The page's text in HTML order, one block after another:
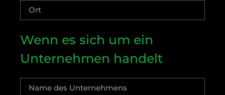
Wenn es sich um ein
Unternehmen handelt